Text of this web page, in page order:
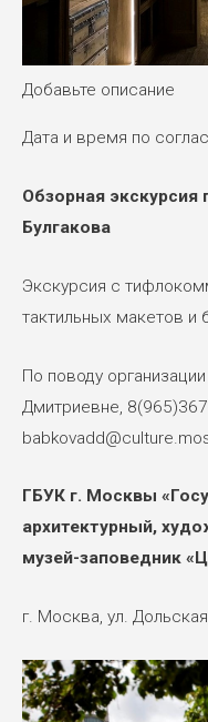
Добавьте описание
Дата и время по
Обзорная экскурсия
Булгакова
Экскурсия с
тактильных макетов и
По поводу
Дмитриевне,
ГБУК г. Москвы
архитектурный,
музей-заповедник
г. Москва, ул.